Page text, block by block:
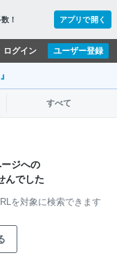
！ アプリで開く
ユーザー登録
ログイン
すべて
ジへの
んでした
を対象に検索できます